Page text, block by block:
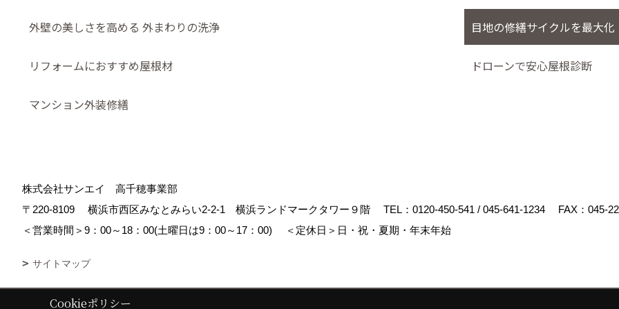
外壁の美しさを高める 外まわりの洗浄 目地の修繕サイクルを最大化
リフォームにおすすめ屋根材 ドローンで安心屋根診断
マンション外装修繕
株式会社サンエイ 高千穂事業部
〒220-8109
横浜市西区みなとみらい2-2-1 横浜ランドマークタワー９階 TEL： 0120-450-541 / 045-641-1234
FAX：045-
＜営業時間＞9：00～18：00(土曜日は9：00～17：00)
＜定休日＞日・祝・夏期・年末年始
サイトマップ
Copyright (c) Sanei corp. All Rights Reserved.
Cookieポリシー